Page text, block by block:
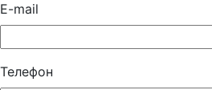
E-mail
Телефон